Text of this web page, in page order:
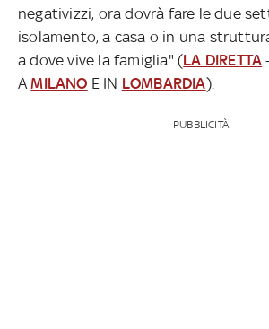
negativizzi, ora dovrà fare le due
isolamento, a casa o in una
a dove vive la famiglia" (LA DIRETTA
AMILANO E IN LOMBARDIA).
PUBBLICITÀ